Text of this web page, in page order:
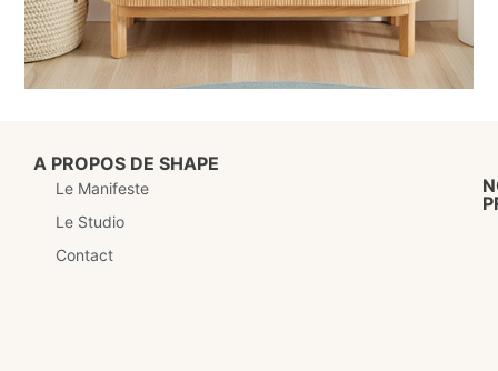
A PROPOS DE SHAPE
Le Manifeste
Le Studio
Contact